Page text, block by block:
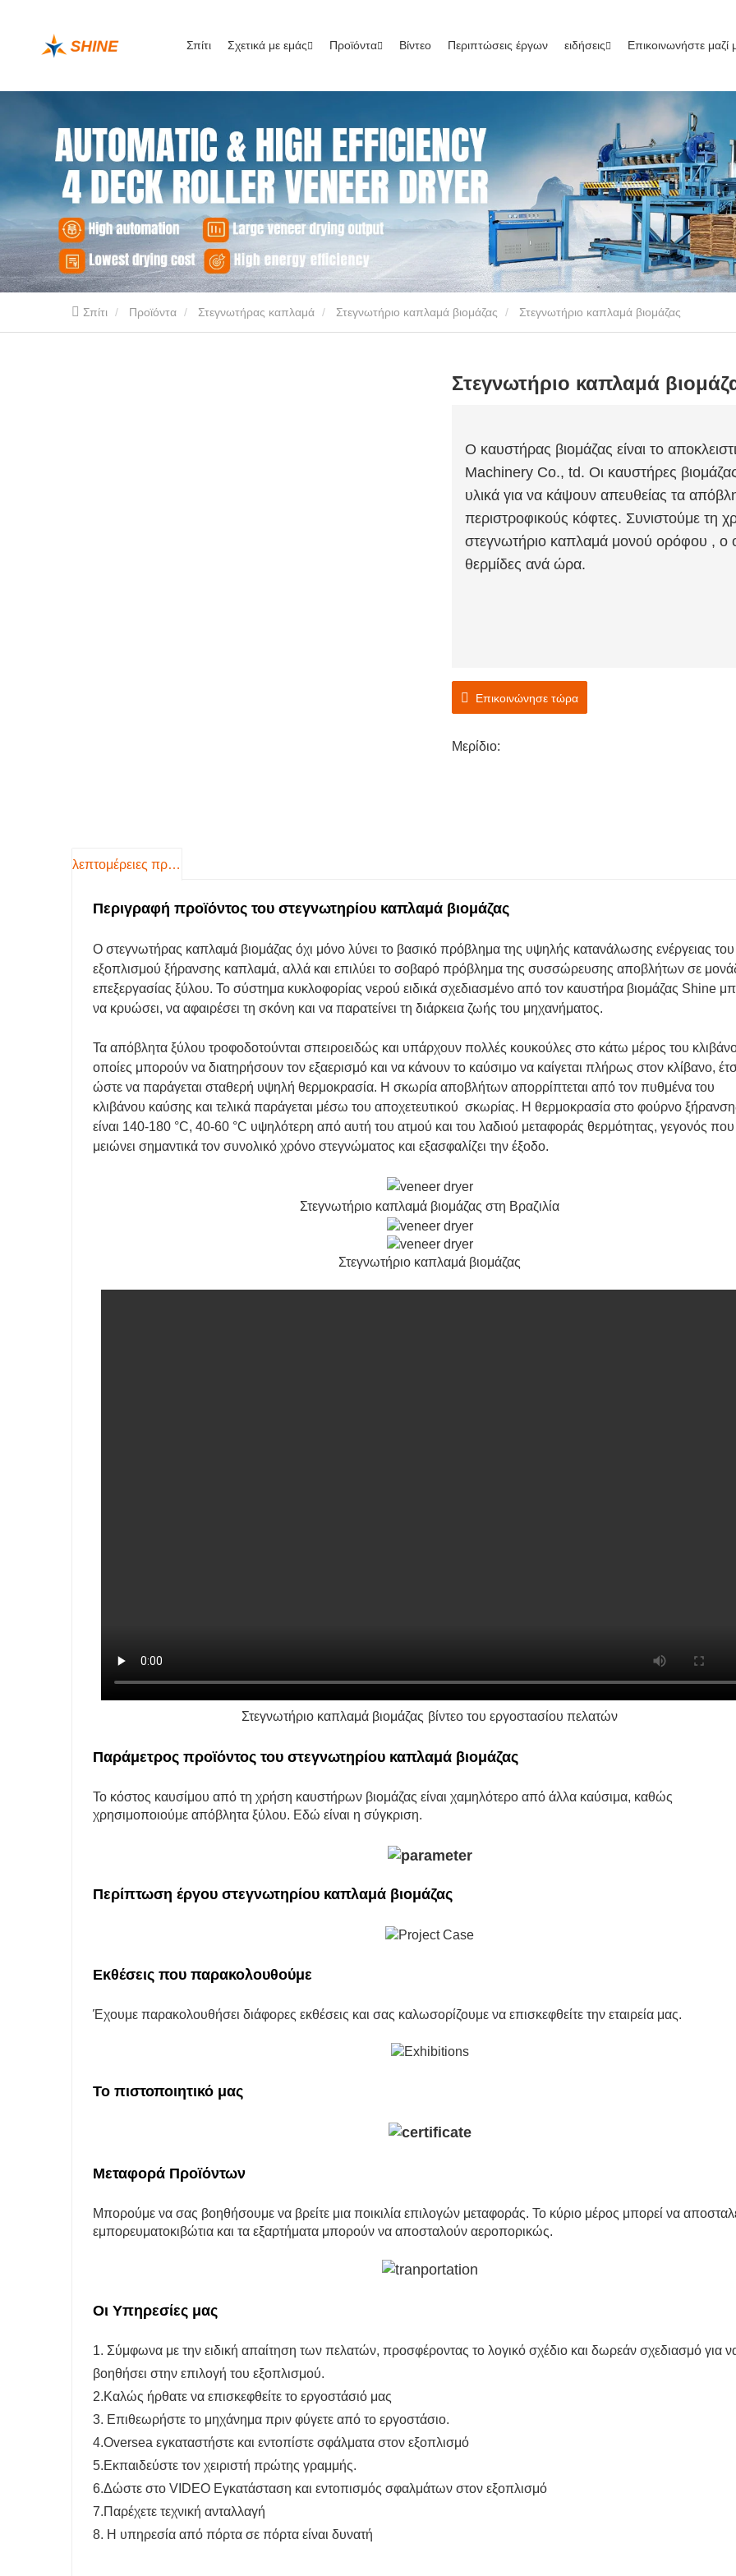
Σπίτι Σχετικά με εμάς Προϊόντα Βίντεο Περιπτώσεις έργων ειδήσεις Επικοινωνήστε μαζί
Σπίτι Προϊόντα Στεγνωτήρας καπλαμά Στεγνωτήριο καπλαμά βιομάζας Στεγνωτήριο καπλαμά βιομάζας
Στεγνωτήριο καπλαμά
Ο καυστήρας βιομάζας είναι το
Machinery Co., td. Οι καυστήρες
υλικά για να κάψουν απευθείας τα
περιστροφικούς κόφτες. Συνιστούμε τη
στεγνωτήριο καπλαμά μονού ορόφου , ο
θερμίδες ανά ώρα.
Επικοινώνησε τώρα
Μερίδιο:
λεπτομέρειες προιόντος
Περιγραφή προϊόντος του στεγνωτηρίου καπλαμά βιομάζας
Ο στεγνωτήρας καπλαμά βιομάζας όχι μόνο λύνει το βασικό πρόβλημα της υψηλής κατανάλωσης ενέργειας του
εξοπλισμού ξήρανσης καπλαμά, αλλά και επιλύει το σοβαρό πρόβλημα της συσσώρευσης αποβλήτων σε
επεξεργασίας ξύλου. Το σύστημα κυκλοφορίας νερού ειδικά σχεδιασμένο από τον καυστήρα βιομάζας Shine
να κρυώσει, να αφαιρέσει τη σκόνη και να παρατείνει τη διάρκεια ζωής του μηχανήματος.
Τα απόβλητα ξύλου τροφοδοτούνται σπειροειδώς και υπάρχουν πολλές κουκούλες στο κάτω μέρος του
οποίες μπορούν να διατηρήσουν τον εξαερισμό και να κάνουν το καύσιμο να καίγεται πλήρως στον κλίβανο,
ώστε να παράγεται σταθερή υψηλή θερμοκρασία. Η σκωρία αποβλήτων απορρίπτεται από τον πυθμένα του
κλιβάνου καύσης και τελικά παράγεται μέσω του αποχετευτικού σκωρίας. Η θερμοκρασία στο φούρνο
είναι 140-180 °C, 40-60 °C υψηλότερη από αυτή του ατμού και του λαδιού μεταφοράς θερμότητας, γεγονός που
μειώνει σημαντικά τον συνολικό χρόνο στεγνώματος και εξασφαλίζει την έξοδο.
Στεγνωτήριο καπλαμά βιομάζας στη Βραζιλία
Στεγνωτήριο καπλαμά βιομάζας
Στεγνωτήριο καπλαμά βιομάζας βίντεο του εργοστασίου πελατών
Παράμετρος προϊόντος του στεγνωτηρίου καπλαμά βιομάζας
Το κόστος καυσίμου από τη χρήση καυστήρων βιομάζας είναι χαμηλότερο από άλλα καύσιμα, καθώς
χρησιμοποιούμε απόβλητα ξύλου. Εδώ είναι η σύγκριση.
Περίπτωση έργου στεγνωτηρίου καπλαμά βιομάζας
Εκθέσεις που παρακολουθούμε
Έχουμε παρακολουθήσει διάφορες εκθέσεις και σας καλωσορίζουμε να επισκεφθείτε την εταιρεία μας.
Το πιστοποιητικό μας
Μεταφορά Προϊόντων
Μπορούμε να σας βοηθήσουμε να βρείτε μια ποικιλία επιλογών μεταφοράς. Το κύριο μέρος μπορεί να
εμπορευματοκιβώτια και τα εξαρτήματα μπορούν να αποσταλούν αεροπορικώς.
Οι Υπηρεσίες μας
1. Σύμφωνα με την ειδική απαίτηση των πελατών, προσφέροντας το λογικό σχέδιο και δωρεάν σχεδιασμό για
βοηθήσει στην επιλογή του εξοπλισμού.
2.Καλώς ήρθατε να επισκεφθείτε το εργοστάσιό μας
3. Επιθεωρήστε το μηχάνημα πριν φύγετε από το εργοστάσιο.
4.Oversea εγκαταστήστε και εντοπίστε σφάλματα στον εξοπλισμό
5.Εκπαιδεύστε τον χειριστή πρώτης γραμμής.
6.Δώστε στο VIDEO Εγκατάσταση και εντοπισμός σφαλμάτων στον εξοπλισμό
7.Παρέχετε τεχνική ανταλλαγή
8. Η υπηρεσία από πόρτα σε πόρτα είναι δυνατή